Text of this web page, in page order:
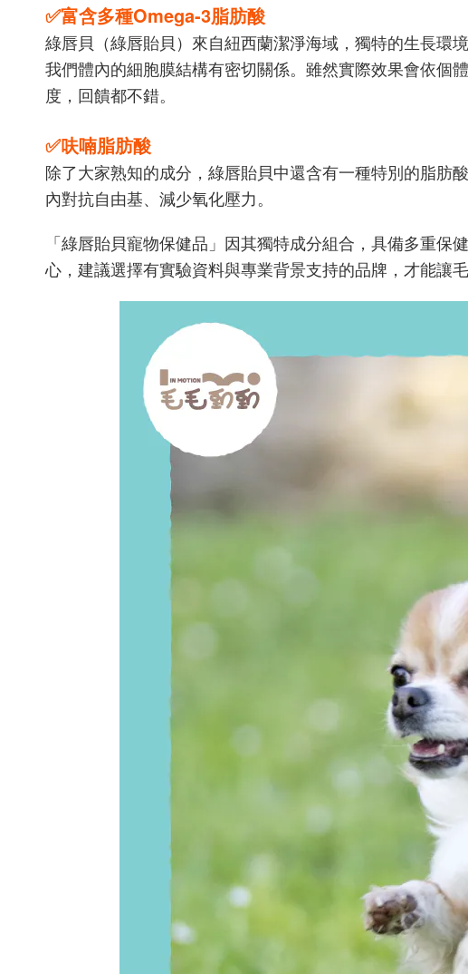
✅富含多種Omega-3脂肪酸
綠唇貝（綠唇貽貝）來自紐西蘭潔淨海域，獨特的生長環
我們體內的細胞膜結構有密切關係。雖然實際效果會依個
度，回饋都不錯。
✅呋喃脂肪酸
除了大家熟知的成分，綠唇貽貝中還含有一種特別的脂肪
內對抗自由基、減少氧化壓力。
「綠唇貽貝寵物保健品」因其獨特成分組合，具備多重
心，建議選擇有實驗資料與專業背景支持的品牌，才能讓